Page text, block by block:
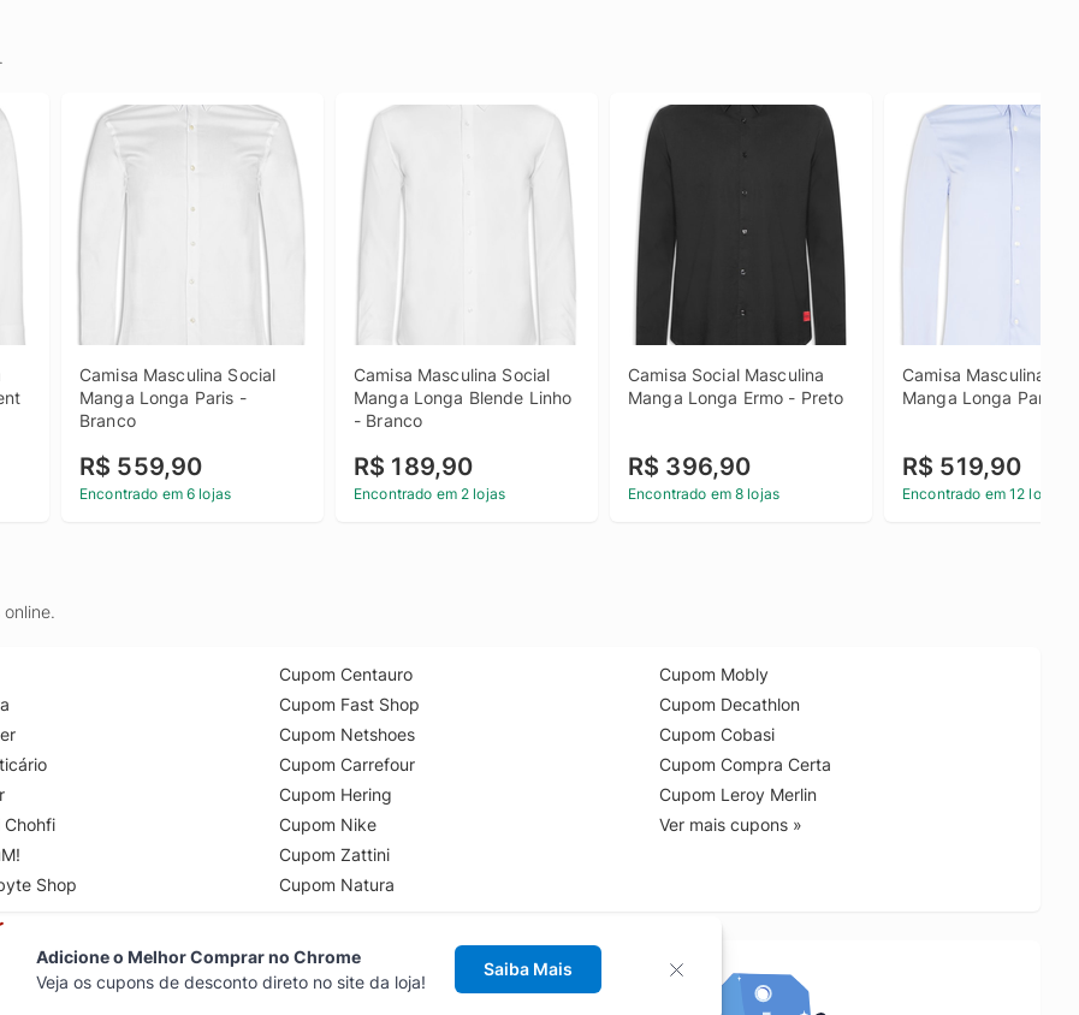
Camisa Masculina Social
Manga Longa Paris -
Branco
R$ 559,90
Encontrado em 6 lojas
Camisa Masculina Social
Manga Longa Blende Linho
- Branco
R$ 189,90
Encontrado em 2 lojas
Camisa Social Masculina
Manga Longa Ermo - Preto
R$ 396,90
Encontrado em 8 lojas
Camisa Masculina
Manga Longa Paris -
R$ 519,90
Encontrado em 12 lojas
Chohfi
Shop
Cupom Centauro
Cupom Fast Shop
Cupom Netshoes
Cupom Carrefour
Cupom Hering
Cupom Nike
Cupom Zattini
Cupom Natura
Cupom Mobly
Cupom Decathlon
Cupom Cobasi
Cupom Compra Certa
Cupom Leroy Merlin
Ver mais cupons »
Adicione o Melhor Comprar no Chrome
Veja os cupons de desconto direto no site da loja!
Saiba Mais